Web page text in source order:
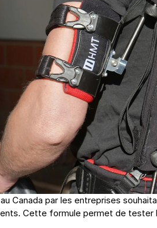
Canada par les entreprises
Cette formule permet de